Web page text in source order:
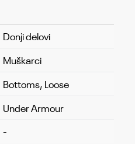
Donji delovi
Muškarci
Bottoms, Loose
Under Armour
-